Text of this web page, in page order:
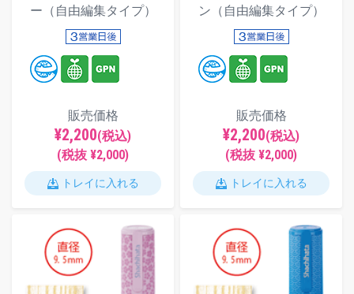
ー（自由編集タイプ）
販売価格
¥2,200(税込)
(税抜 ¥2,000)
トレイに入れる
ン（自由編集タイプ）
販売価格
¥2,200(税込)
(税抜 ¥2,000)
トレイに入れる